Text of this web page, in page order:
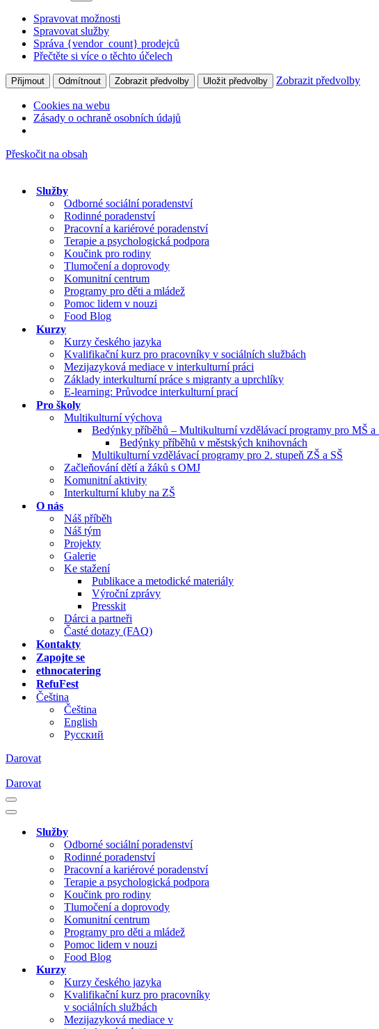
Spravovat možnosti
Spravovat služby
Správa {vendor_count} prodejců
Přečtěte si více o těchto účelech
Přijmout Odmítnout Zobrazit předvolby Uložit předvolby Zobrazit předvolby
Cookies na webu
Zásady o ochraně osobních údajů
Přeskočit na obsah
Služby
Odborné sociální poradenství
Rodinné poradenství
Pracovní a kariérové poradenství
Terapie a psychologická podpora
Koučink pro rodiny
Tlumočení a doprovody
Komunitní centrum
Programy pro děti a mládež
Pomoc lidem v nouzi
Food Blog
Kurzy
Kurzy českého jazyka
Kvalifikační kurz pro pracovníky v sociálních službách
Mezijazyková mediace v interkulturní práci
Základy interkulturní práce s migranty a uprchlíky
E-learning: Průvodce interkulturní prací
Pro školy
Multikulturní výchova
Bedýnky příběhů – Multikulturní vzdělávací programy pro MŠ a
Bedýnky příběhů v městských knihovnách
Multikulturní vzdělávací programy pro 2. stupeň ZŠ a SŠ
Začleňování dětí a žáků s OMJ
Komunitní aktivity
Interkulturní kluby na ZŠ
O nás
Náš příběh
Náš tým
Projekty
Galerie
Ke stažení
Publikace a metodické materiály
Výroční zprávy
Presskit
Dárci a partneři
Časté dotazy (FAQ)
Kontakty
Zapojte se
ethnocatering
RefuFest
Čeština
Čeština
English
Русский
Darovat
Darovat
Navigační
menu
Navigační
Služby
Odborné sociální poradenství
Rodinné poradenství
Pracovní a kariérové poradenství
Terapie a psychologická podpora
Koučink pro rodiny
Tlumočení a doprovody
Komunitní centrum
Programy pro děti a mládež
Pomoc lidem v nouzi
Food Blog
Kurzy
Kurzy českého jazyka
Kvalifikační kurz pro pracovníky
v sociálních službách
Mezijazyková mediace v